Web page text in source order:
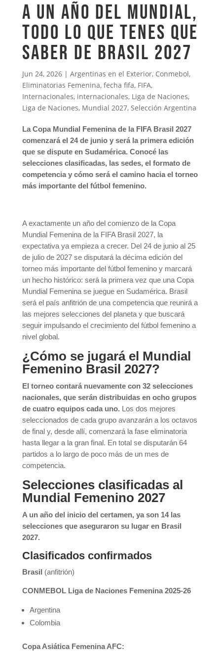
A UN AÑO DEL MUNDIAL,
TODO LO QUE TENES QUE
SABER DE BRASIL 2027
Jun 24, 2026| Argentinas en el Exterior, Conmebol,
Eliminatorias Femenina, fecha fifa, FIFA,
Internacionales, internacionales, Liga de Naciones,
Liga de Naciones, Mundial 2027, Selección Argentina
La Copa Mundial Femenina de la FIFA Brasil 2027
comenzará el 24 de junio y será la primera edición
que se dispute en Sudamérica. Conocé las
selecciones clasificadas, las sedes, el formato de
competencia y cómo será el camino hacia el torneo
más importante del fútbol femenino.
A exactamente un año del comienzo de la Copa
Mundial Femenina de la FIFA Brasil 2027, la
expectativa ya empieza a crecer. Del 24 de junio al 25
de julio de 2027 se disputará la décima edición del
torneo más importante del fútbol femenino y marcará
un hecho histórico: será la primera vez que una Copa
Mundial Femenina se juegue en Sudamérica. Brasil
será el país anfitrión de una competencia que reunirá a
las mejores selecciones del planeta y que buscará
seguir impulsando el crecimiento del fútbol femenino a
nivel global.
¿Cómo se jugará el Mundial
Femenino Brasil 2027?
El torneo contará nuevamente con 32 selecciones
nacionales, que serán distribuidas en ocho grupos
de cuatro equipos cada uno. Los dos mejores
seleccionados de cada grupo avanzarán a los octavos
de final y, desde allí, comenzará la fase eliminatoria
hasta llegar a la gran final. En total se disputarán 64
partidos a lo largo de poco más de un mes de
competencia.
Selecciones clasificadas al
Mundial Femenino 2027
A un año del inicio del certamen, ya son 14 las
selecciones que aseguraron su lugar en Brasil
2027.
Clasificados confirmados
Brasil (anfitrión)
CONMEBOL Liga de Naciones Femenina 2025-26
Argentina
Colombia
Copa Asiática Femenina AFC: